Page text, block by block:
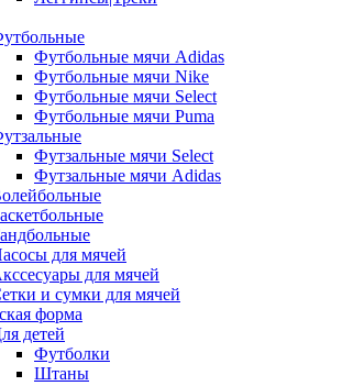
Футбольные мячи Adidas
Футбольные мячи Nike
Футбольные мячи Select
Футбольные мячи Puma
Футзальные мячи Select
Футзальные мячи Adidas
для мячей
для мячей
и сумки для мячей
форма
детей
Футболки
Штаны